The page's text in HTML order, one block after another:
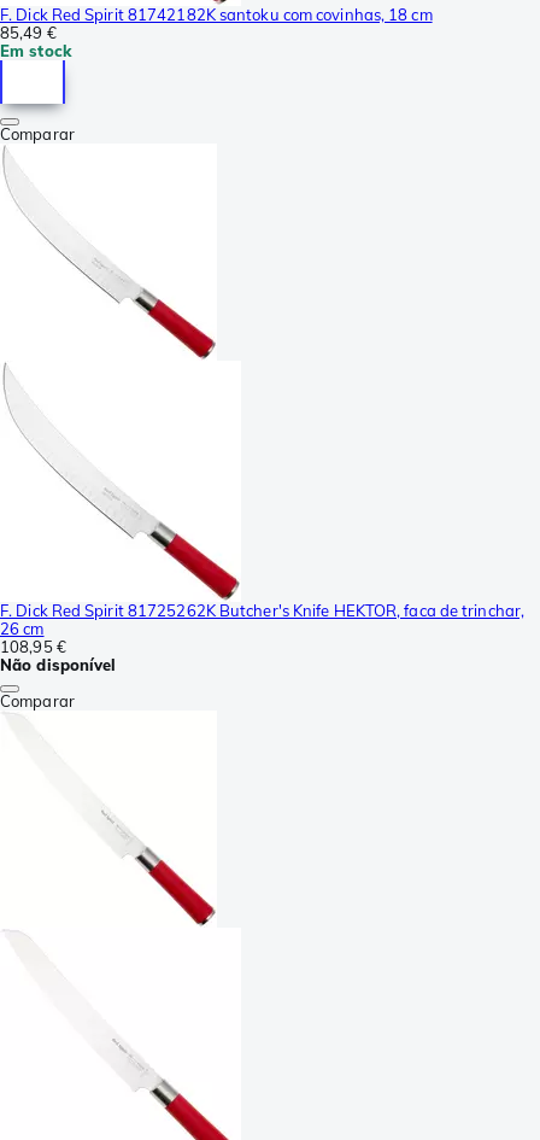
F. Dick Red Spirit 81742182K santoku com covinhas, 18 cm
85,49 €
Em stock
Comparar
F. Dick Red Spirit 81725262K Butcher's Knife HEKTOR, faca de trinchar,
26 cm
108,95 €
Não disponível
Comparar